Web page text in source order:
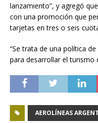
lanzamiento”, y agregó
con una promoción que
tarjetas en tres o seis
“Se trata de una política
para desarrollar el turismo
AEROLÍNEAS